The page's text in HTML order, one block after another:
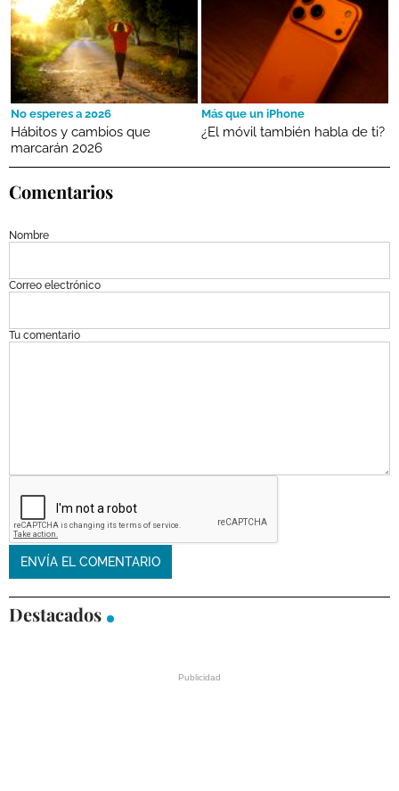
No esperes a 2026
Hábitos y cambios que
marcarán 2026
Más que un iPhone
¿El móvil también habla de ti?
Comentarios
Nombre
Correo electrónico
Tu comentario
Destacados